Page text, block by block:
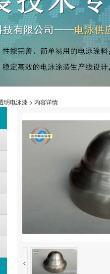
明电泳漆 > 内容详情
<